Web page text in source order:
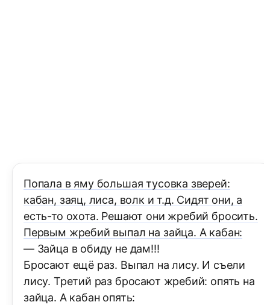
Попала в яму большая тусовка зверей:
кабан, заяц, лиса, волк и т.д. Сидят они, а
есть-то охота. Решают они жребий бросить.
Первым жребий выпал на зайца. А кабан:
— Зайца в обиду не дам!!!
Бросают ещё раз. Выпал на лису. И съели
лису. Третий раз бросают жребий: опять на
зайца. А кабан опять: